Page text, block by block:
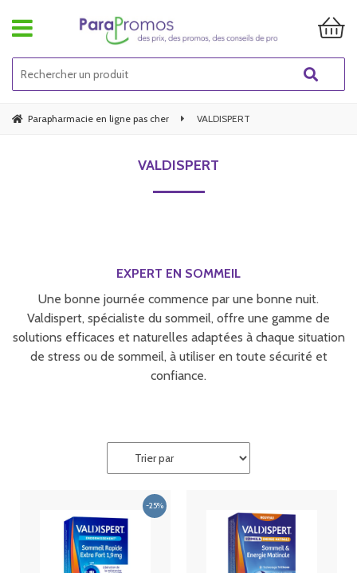
Parapharmacie en ligne pas cher VALDISPERT
VALDISPERT
EXPERT EN SOMMEIL
Une bonne journée commence par une bonne nuit.
Valdispert, spécialiste du sommeil, offre une gamme de
solutions efficaces et naturelles adaptées à chaque situation
de stress ou de sommeil, à utiliser en toute sécurité et
confiance.